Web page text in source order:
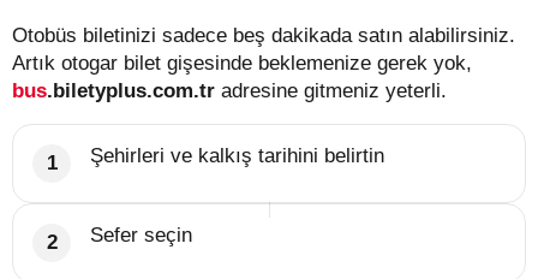
Otobüs biletinizi sadece beş dakikada satın alabilirsiniz.
Artık otogar bilet gişesinde beklemenize gerek yok,
bus.biletyplus.com.tr adresine gitmeniz yeterli.
Şehirleri ve kalkış tarihini belirtin
Sefer seçin